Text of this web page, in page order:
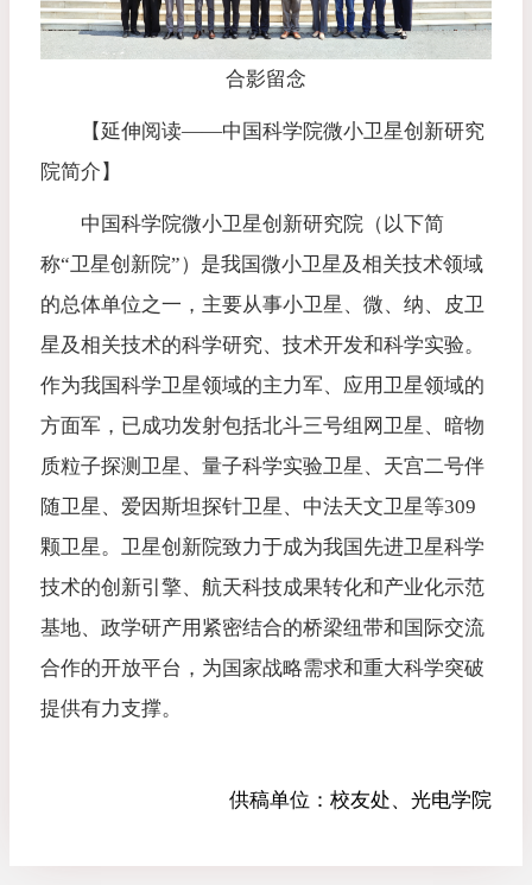
合影留念
【延伸阅读——中国科学院微小卫星创新研究
院简介 】
中国科学院微小卫星创新研究院（以下简
称“卫星创新院”）是我国微小卫星及相关技术领域
的总体单位之一，主要从事小卫星、微、纳、皮卫
星及相关技术的科学研究、技术开发和科学实验。
作为我国科学卫星领域的主力军、应用卫星领域的
方面军，已成功发射包括北斗三号组网卫星、暗物
质粒子探测卫星、量子科学实验卫星、天宫二号伴
随卫星、爱因斯坦探针卫星、中法天文卫星等309
颗卫星。卫星创新院致力于成为我国先进卫星科学
技术的创新引擎、航天科技成果转化和产业化示范
基地、政学研产用紧密结合的桥梁纽带和国际交流
合作的开放平台，为国家战略需求和重大科学突破
提供有力支撑。
供稿单位： 校友处、光电学院